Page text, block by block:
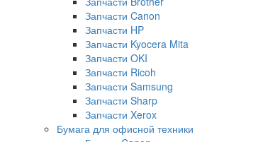
Запчасти Canon
Запчасти HP
Запчасти Kyocera Mita
Запчасти OKI
Запчасти Ricoh
Запчасти Samsung
Запчасти Sharp
Запчасти Xerox
Бумага для офисной техники